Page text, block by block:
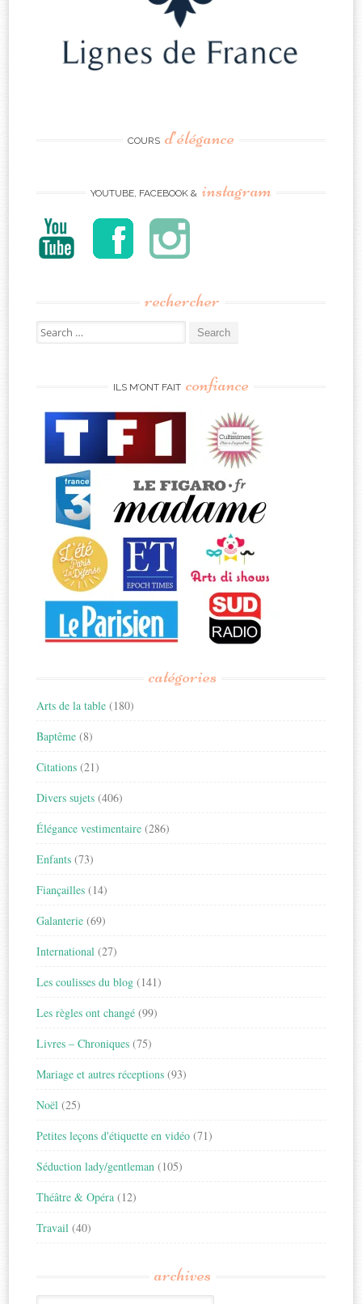
COURS d’élégance
YOUTUBE, FACEBOOK & instagram
rechercher
Search
for:
ILS M’ONT FAIT confiance
catégories
Arts de la table (180)
Baptême (8)
Citations (21)
Divers sujets (406)
Élégance vestimentaire (286)
Enfants (73)
Fiançailles (14)
Galanterie (69)
International (27)
Les coulisses du blog (141)
Les règles ont changé (99)
Livres – Chroniques (75)
Mariage et autres réceptions (93)
Noël (25)
Petites leçons d'étiquette en vidéo (71)
Séduction lady/gentleman (105)
Théâtre & Opéra (12)
Travail (40)
archives